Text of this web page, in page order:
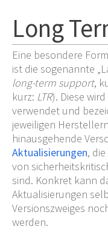
Long
Eine besondere
ist die sogenannte
long-term support,
kurz: LTR). Diese
verwendet und
jeweiligen
hinausgehende
Aktualisierungen,
von
sind. Konkret kann
Aktualisierungen
Versionszweiges
werden.